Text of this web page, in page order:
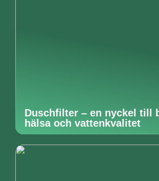
Duschfilter – en nyckel till
hälsa och vattenkvalitet